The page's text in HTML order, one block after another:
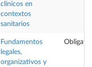
clínicos en
contextos
sanitarios
Fundamentos
legales,
organizativos y